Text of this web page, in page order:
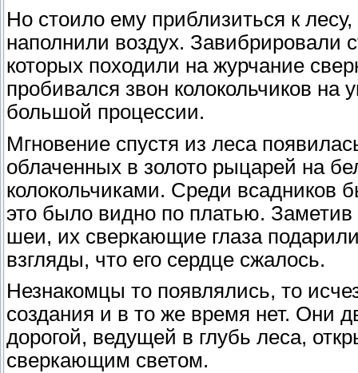
Но стоило ему приблизиться к
наполнили воздух. Завибрировали
которых походили на журчание
пробивался звон колокольчиков
большой процессии.
Мгновение спустя из леса
облаченных в золото рыцарей на
колокольчиками. Среди
это было видно по платью. Заметив
шеи, их сверкающие глаза
взгляды, что его сердце сжалось.
Незнакомцы то появлялись, то
создания и в то же время нет. Они
дорогой, ведущей в глубь леса,
сверкающим светом.